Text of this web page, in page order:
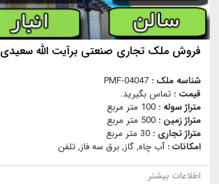
فروش ملک تجاری صنعتی برآیت الله سعیدی
شناسه ملک : PMF-04047
قیمت : تماس بگیرید.
متراژ سوله : 100 متر مربع
متراژ زمین : 500 متر مربع
متراژ تجاری : 30 متر مربع
امکانات :آب چاه, گاز, برق سه فاز, تلفن
اطلاعات بیشتر